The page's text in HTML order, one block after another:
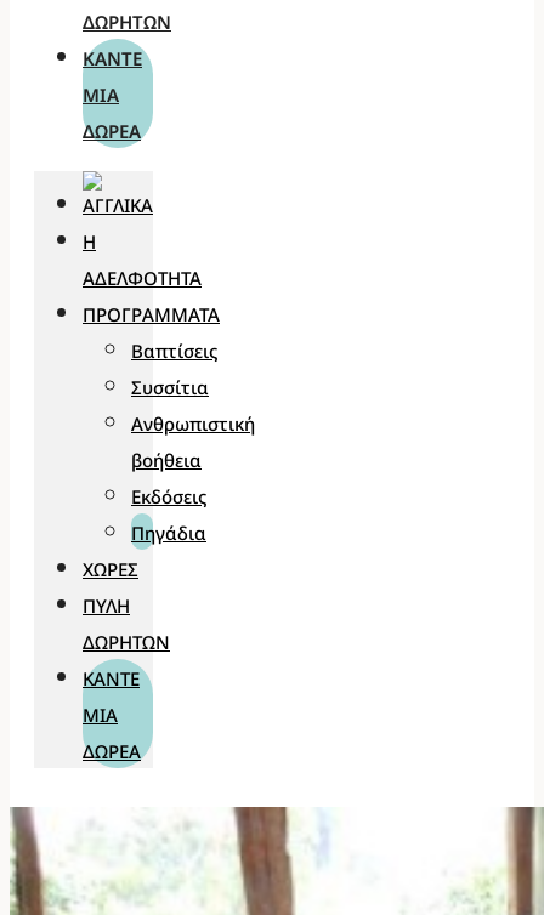
ΔΩΡΗΤΏΝ
ΚΆΝΤΕ
ΜΊΑ
ΔΩΡΕΆ
Η
ΑΔΕΛΦΌΤΗΤΑ
ΠΡΟΓΡΆΜΜΑΤΑ
Βαπτίσεις
Συσσίτια
Ανθρωπιστική
βοήθεια
Εκδόσεις
Πηγάδια
ΧΏΡΕΣ
ΠΎΛΗ
ΔΩΡΗΤΏΝ
ΚΆΝΤΕ
ΜΊΑ
ΔΩΡΕΆ